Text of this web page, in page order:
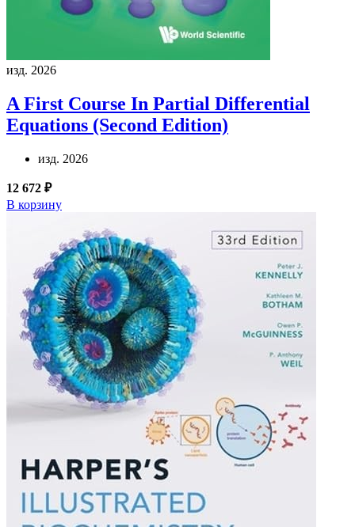
изд. 2026
A First Course In Partial Differential
Equations (Second Edition)
изд. 2026
12 672 ₽
В корзину